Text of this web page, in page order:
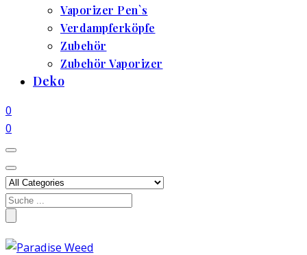
Vaporizer Pen`s
Verdampferköpfe
Zubehör
Zubehör Vaporizer
Deko
0
0
Search